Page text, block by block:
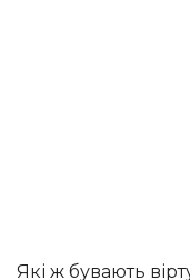
Які ж бувають віртуальні подорожі? Варіантів